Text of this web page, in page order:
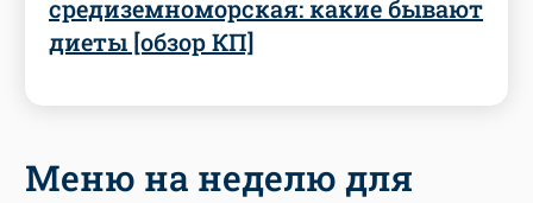
средиземноморская: какие бывают
диеты [обзор КП]
Меню на неделю для